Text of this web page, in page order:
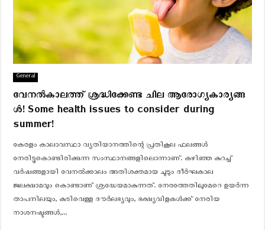
General
വേനൽകാലത്ത് ശ്രദ്ധിക്കേണ്ട ചില ആരോഗ്യകാര്യങ്ങ
ൾ! Some health issues to consider during
summer!
കേരളം കാലാവസ്ഥാ വ്യതിയാനത്തിന്റെ പ്രതികൂല ഫലങ്ങൾ
നേരിട്ടുകൊണ്ടിരിക്കുന്ന സംസ്ഥാനങ്ങളിലൊന്നാണ്. കഴിഞ്ഞ കുറച്ച്
വർഷങ്ങളായി വേനൽക്കാലം അതിശക്തമായ ചൂടും ദീര്‍ഘകാല
ജലക്ഷാമവും കൊണ്ടാണ് ശ്രദ്ധേയമാകുന്നത്. നേരത്തേതിലുമേറെ ഉയർന്ന
താപനിലയും, കുടിവെള്ള ദൗർലഭ്യവും, ഭക്ഷ്യവിളകൾക്ക് നേരിയ
നാശനഷ്ടങ്ങൾ,...